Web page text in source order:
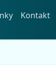
Kontakt